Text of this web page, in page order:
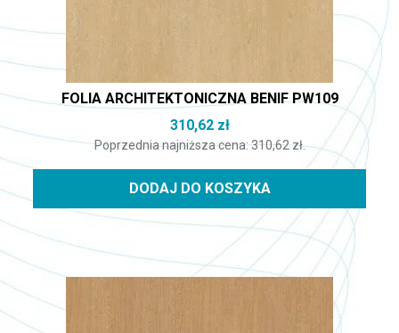
FOLIA ARCHITEKTONICZNA BENIF PW109
310,62 zł
Poprzednia najniższa cena:310,62 zł.
DODAJ DO KOSZYKA